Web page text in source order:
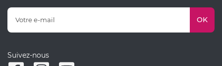
OK
Suivez-nous